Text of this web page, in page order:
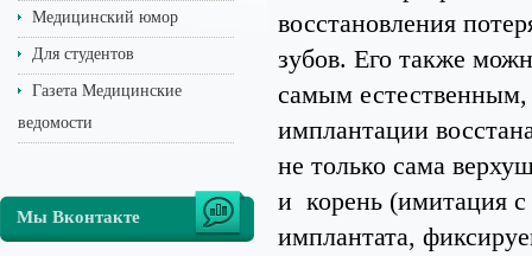
Медицинский юмор
Для студентов
Газета Медицинские
ведомости
Мы Вконтакте
восстановления
зубов. Его также
самым естественным,
имплантации
не только сама
и корень (имитация
имплантата,